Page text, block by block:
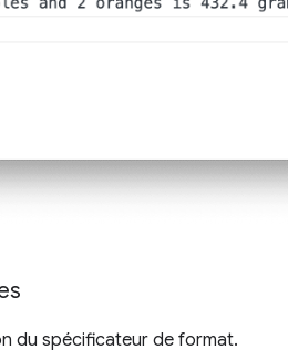
du spécificateur de format.